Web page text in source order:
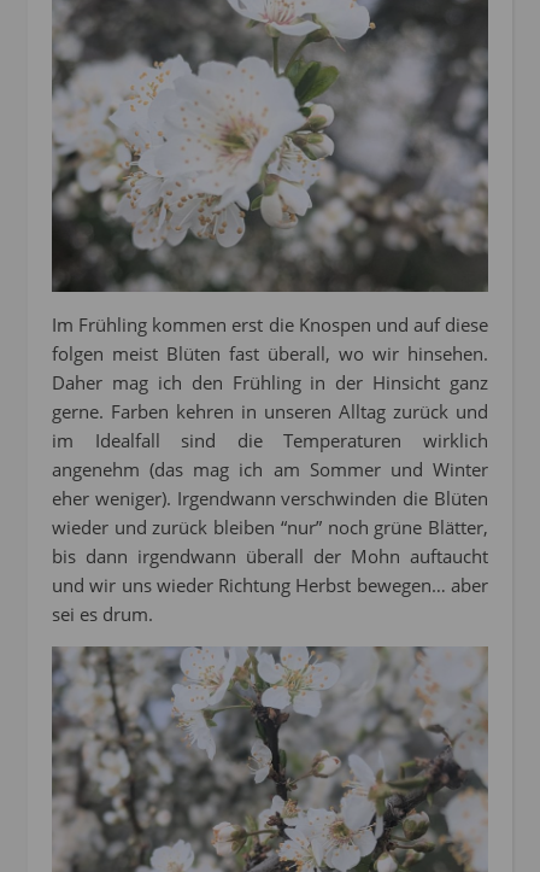
Im Frühling kommen erst die Knospen und auf diese
folgen meist Blüten fast überall, wo wir hinsehen.
Daher mag ich den Frühling in der Hinsicht ganz
gerne. Farben kehren in unseren Alltag zurück und
im Idealfall sind die Temperaturen wirklich
angenehm (das mag ich am Sommer und Winter
eher weniger). Irgendwann verschwinden die Blüten
wieder und zurück bleiben “nur” noch grüne Blätter,
bis dann irgendwann überall der Mohn auftaucht
und wir uns wieder Richtung Herbst bewegen… aber
sei es drum.